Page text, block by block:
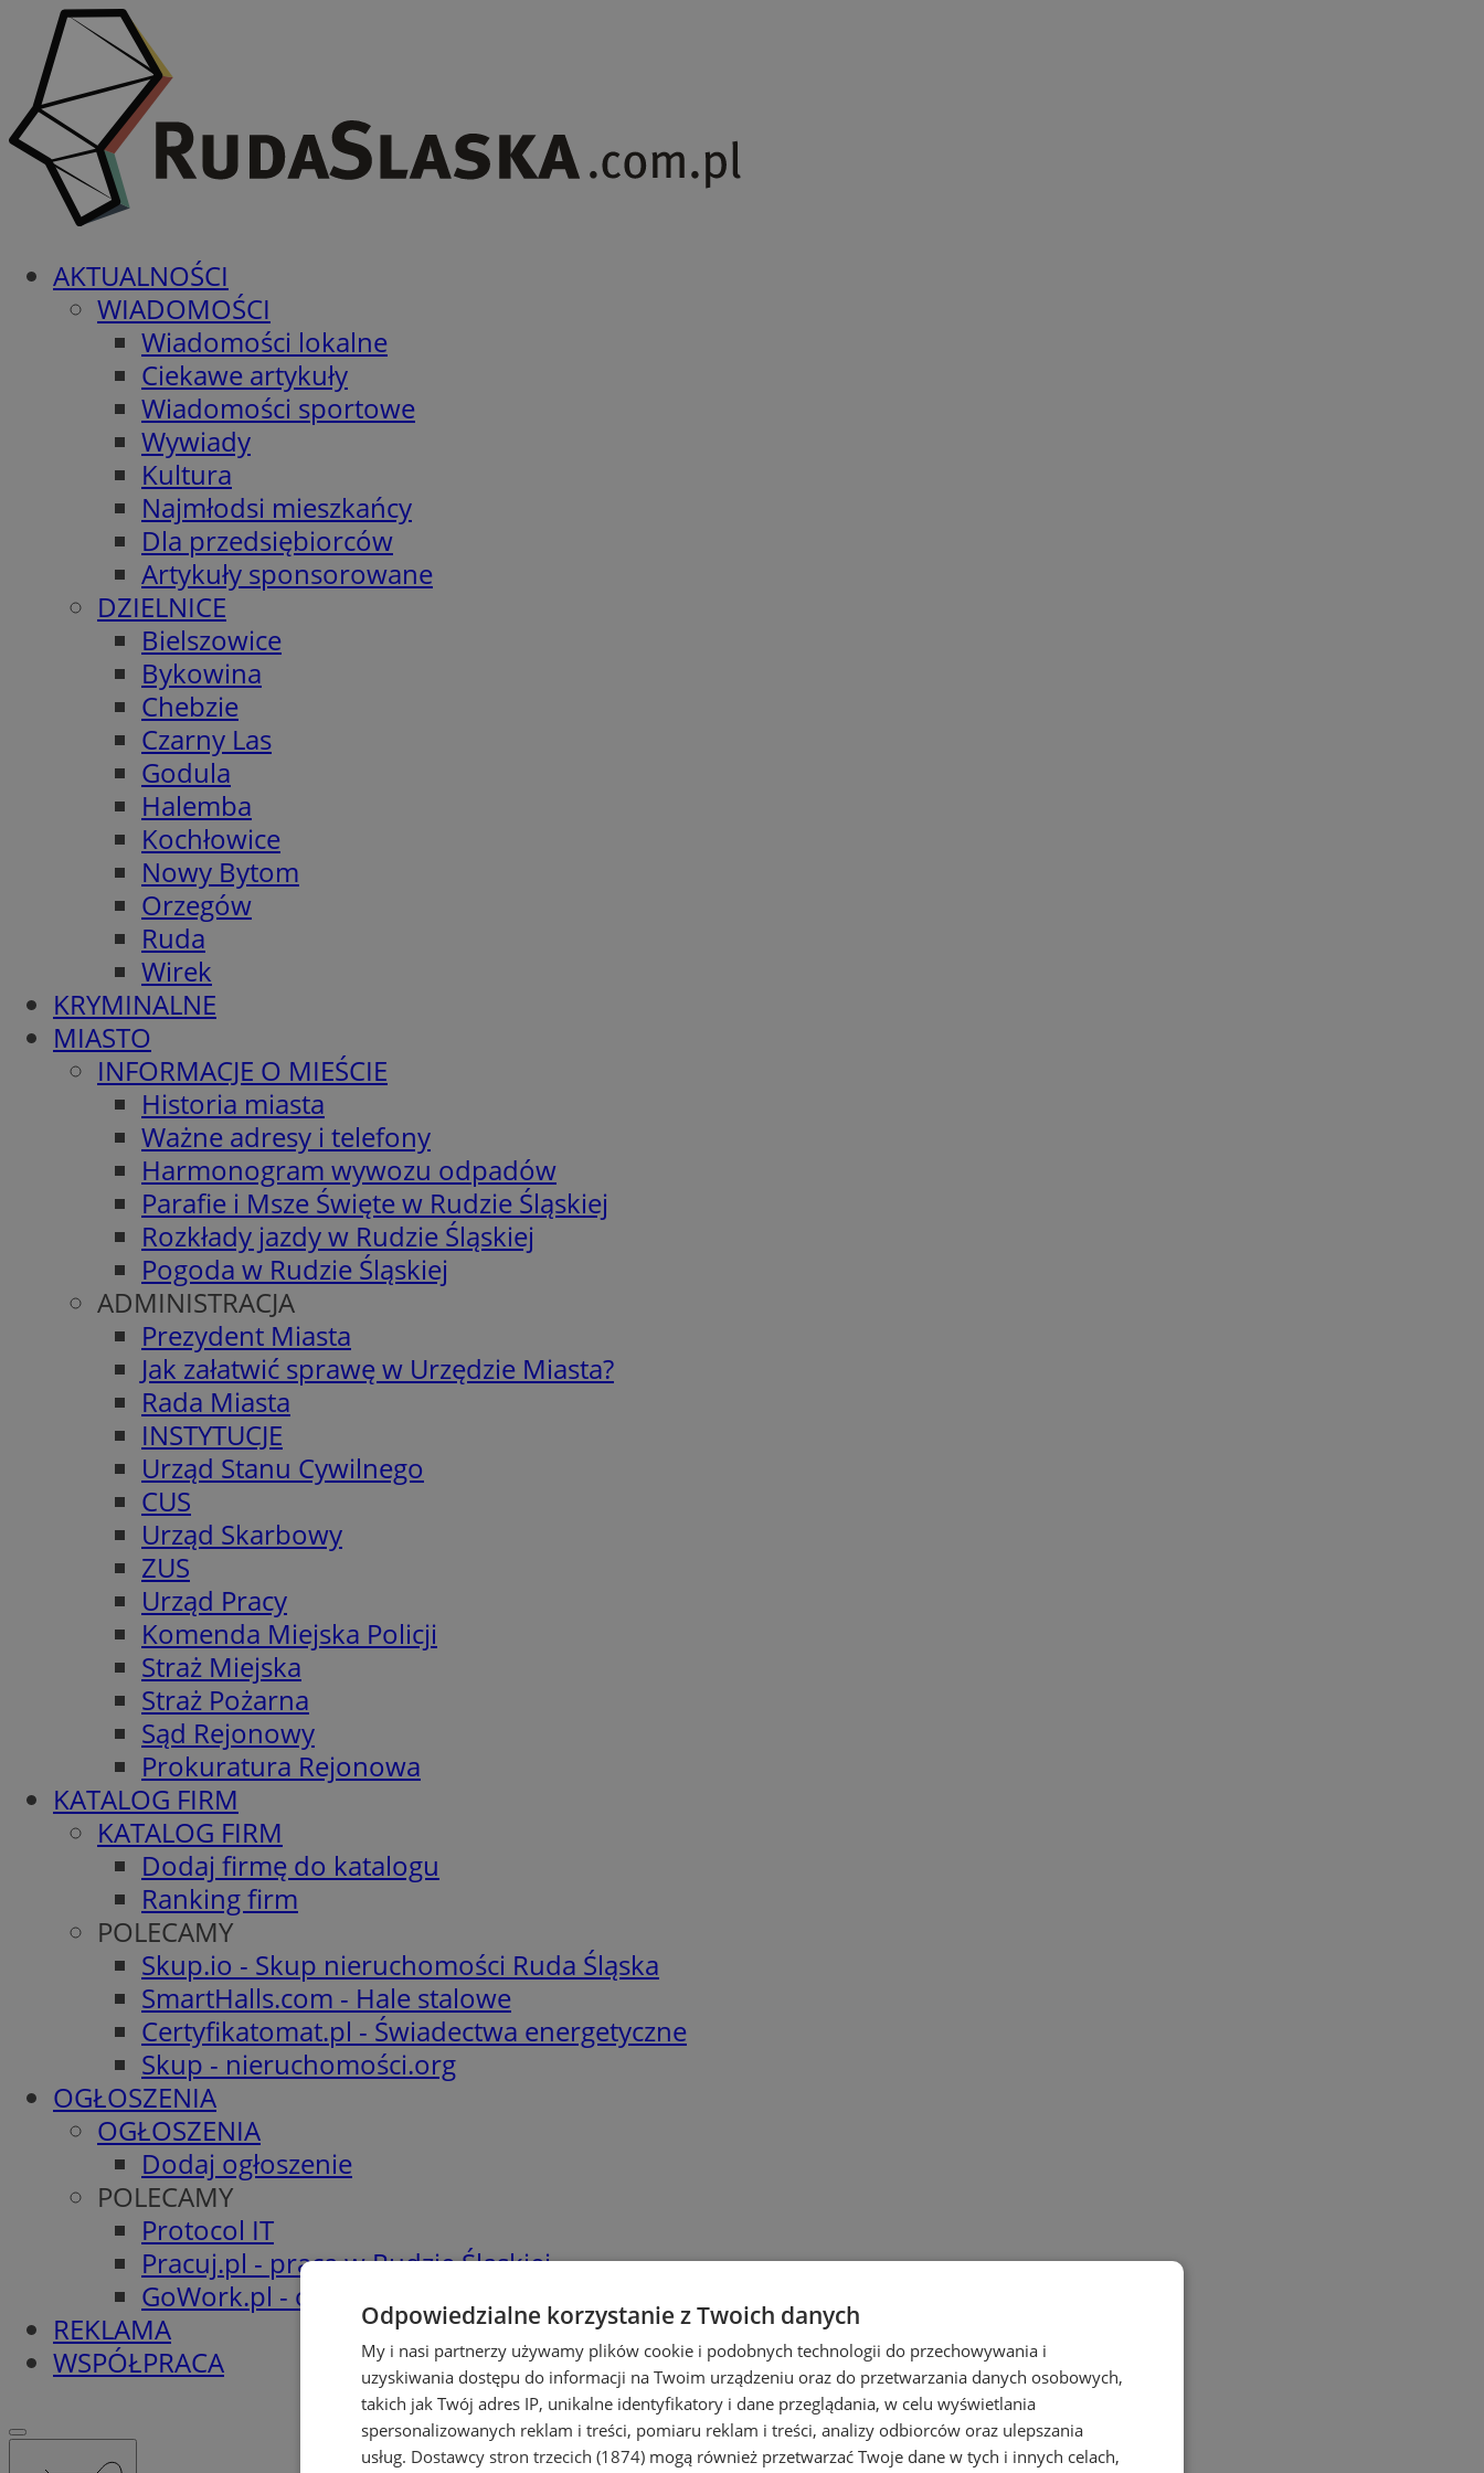
AKTUALNOŚCI
WIADOMOŚCI
Wiadomości lokalne
Ciekawe artykuły
Wiadomości sportowe
Wywiady
Kultura
Najmłodsi mieszkańcy
Dla przedsiębiorców
Artykuły sponsorowane
DZIELNICE
Bielszowice
Bykowina
Chebzie
Czarny Las
Godula
Halemba
Kochłowice
Nowy Bytom
Orzegów
Ruda
Wirek
KRYMINALNE
MIASTO
INFORMACJE O MIEŚCIE
Historia miasta
Ważne adresy i telefony
Harmonogram wywozu odpadów
Parafie i Msze Święte w Rudzie Śląskiej
Rozkłady jazdy w Rudzie Śląskiej
Pogoda w Rudzie Śląskiej
ADMINISTRACJA
Prezydent Miasta
Jak załatwić sprawę w Urzędzie Miasta?
Rada Miasta
INSTYTUCJE
Urząd Stanu Cywilnego
CUS
Urząd Skarbowy
ZUS
Urząd Pracy
Komenda Miejska Policji
Straż Miejska
Straż Pożarna
Sąd Rejonowy
Prokuratura Rejonowa
KATALOG FIRM
KATALOG FIRM
Dodaj firmę do katalogu
Ranking firm
POLECAMY
Skup.io - Skup nieruchomości Ruda Śląska
SmartHalls.com - Hale stalowe
Certyfikatomat.pl - Świadectwa energetyczne
Skup - nieruchomości.org
OGŁOSZENIA
OGŁOSZENIA
Dodaj ogłoszenie
POLECAMY
Protocol IT
Pracuj.pl - praca w Rudzie Śląskiej
GoWork.pl - oferty pracy
REKLAMA
WSPÓŁPRACA
Odpowiedzialne korzystanie z Twoich danych
My i nasi partnerzy używamy plików cookie i podobnych technologii do przechowywania i
uzyskiwania dostępu do informacji na Twoim urządzeniu oraz do przetwarzania danych osobowych,
takich jak Twój adres IP, unikalne identyfikatory i dane przeglądania, w celu wyświetlania
spersonalizowanych reklam i treści, pomiaru reklam i treści, analizy odbiorców oraz ulepszania
usług. Dostawcy stron trzecich (1874) mogą również przetwarzać Twoje dane w tych i innych celach,